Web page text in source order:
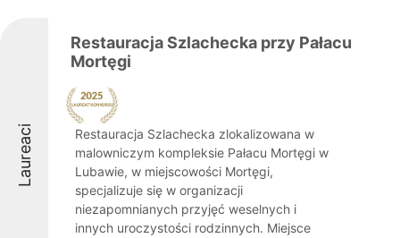
Laureaci
Restauracja Szlachecka przy Pałacu
Mortęgi
Restauracja Szlachecka zlokalizowana w
malowniczym kompleksie Pałacu Mortęgi w
Lubawie, w miejscowości Mortęgi,
specjalizuje się w organizacji
niezapomnianych przyjęć weselnych i
innych uroczystości rodzinnych. Miejsce